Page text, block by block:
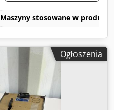
Maszyny stosowane w
Ogłoszenia